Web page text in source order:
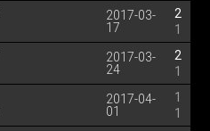
2017-03-
17
2
1
2017-03-
24
2
1
2017-04-
01
1
1